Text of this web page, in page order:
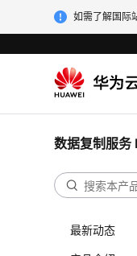
如需了解国际
数据复制服务
最新动态